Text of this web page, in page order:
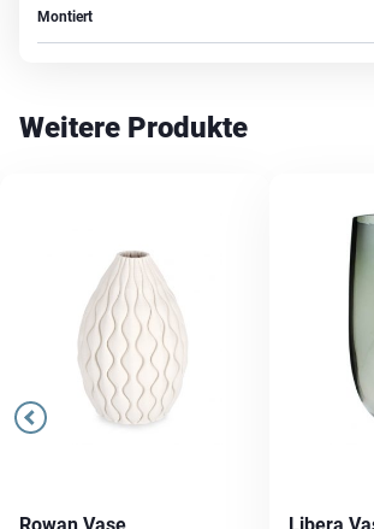
Montiert
Weitere Produkte